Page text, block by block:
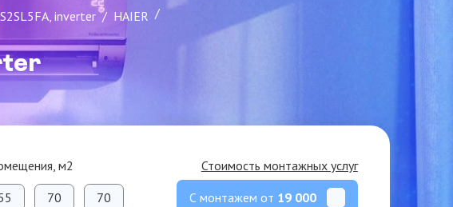
inverter HAIER
м2
70
70
Стоимость монтажных услуг
С монтажем от 19 000